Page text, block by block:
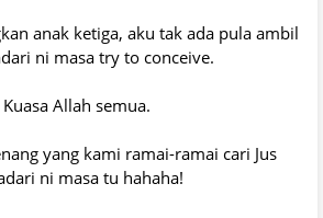
anak ketiga, aku tak ada pula ambil
ni masa try to conceive.
Kuasa Allah semua.
yang kami ramai-ramai cari Jus
ni masa tu hahaha!